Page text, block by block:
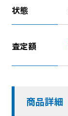
状態
査定額
商品詳細